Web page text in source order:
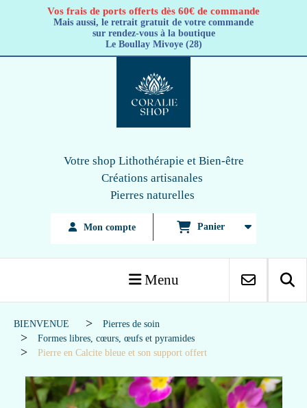
Vos frais de ports offerts dès 60€ de commande
Mais aussi, le retrait gratuit de votre commande
sur rendez-vous à la boutique
Le Boullay Mivoye (28)
Votre shop Lithothérapie et Bien-être
Créations artisanales
Pierres naturelles
Mon compte Panier
Menu
BIENVENUE
Pierres de soin
Formes libres, cœurs, œufs et pyramides
Pierre en Calcite bleue et son support offert
Panneau de gestion des cookies